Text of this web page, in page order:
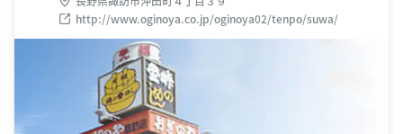
http://www.oginoya.co.jp/oginoya02/tenpo/suwa/